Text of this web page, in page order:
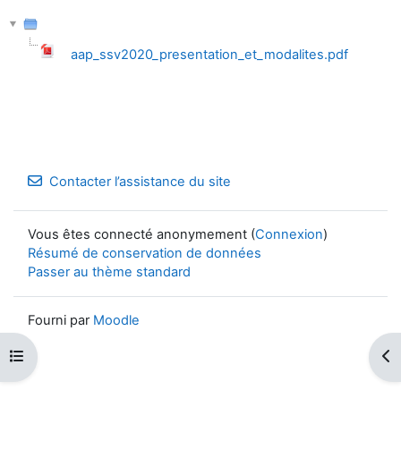
Ouvrir l’index du cours
aap_ssv2020_presentation_et_modalites.pdf
Contacter l’assistance du site
Vous êtes connecté anonymement (Connexion)
Résumé de conservation de données
Passer au thème standard
Fourni par Moodle